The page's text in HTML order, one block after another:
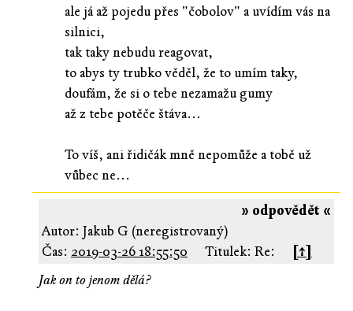
ale já až pojedu přes "čobolov" a uvídím vás na
silnici,
tak taky nebudu reagovat,
to abys ty trubko věděl, že to umím taky,
doufám, že si o tebe nezamažu gumy
až z tebe potěče štáva...
To víš, ani řidičák mně nepomůže a tobě už
vůbec ne...
» odpovědět «
Autor: Jakub G (neregistrovaný)
Čas: 2019-03-26 18:55:50 Titulek: Re:
[↑]
Jak on to jenom dělá?